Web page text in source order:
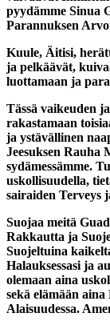
pyydämme Sinua
Parannuksen
Kuule, Äitisi,
ja pelkäävät,
luottamaan ja
Tässä vaikeuden
rakastamaan
ja ystävällinen
Jeesuksen Rauha
sydämessämme.
uskollisuudella,
sairaiden Terveys
Suojaa meitä
Rakkautta ja
Suojeltuina
Halauksessasi ja
olemaan aina
sekä elämään
Alaisuudessa.